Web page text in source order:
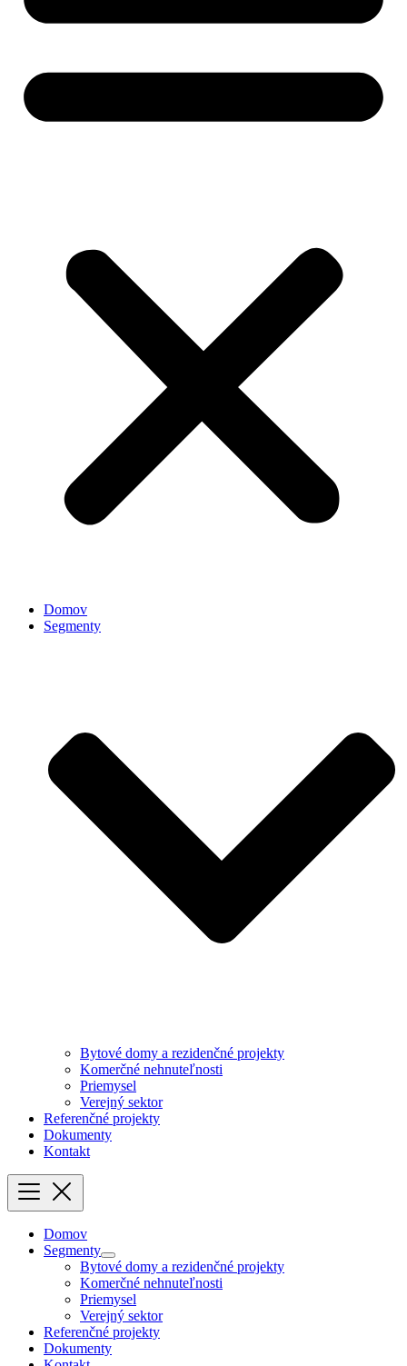
Domov
Segmenty
Bytové domy a rezidenčné projekty
Komerčné nehnuteľnosti
Priemysel
Verejný sektor
Referenčné projekty
Dokumenty
Kontakt
Domov
Segmenty
Bytové domy a rezidenčné projekty
Komerčné nehnuteľnosti
Priemysel
Verejný sektor
Referenčné projekty
Dokumenty